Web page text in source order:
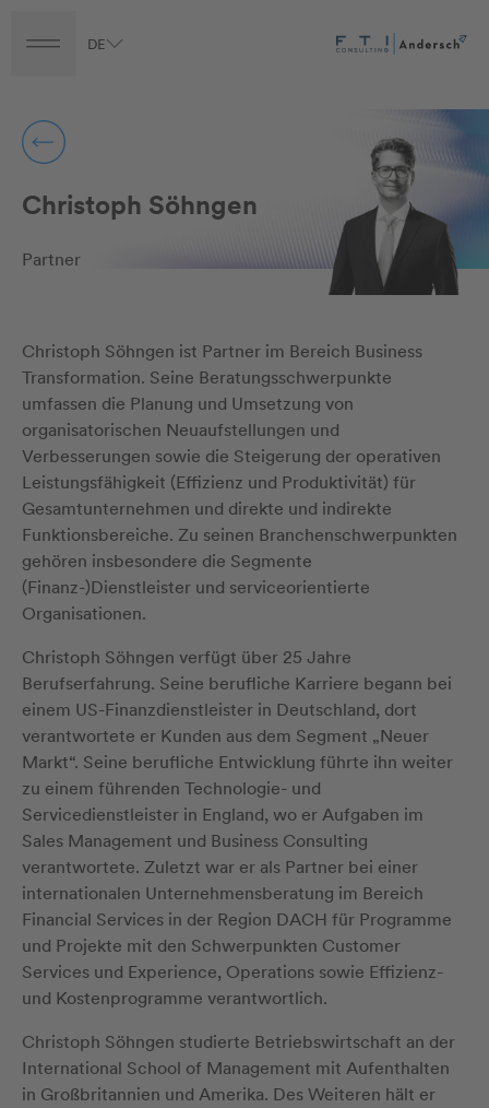
DE
Turnaround Transaction
Christoph Söhngen
Partner
Christoph Söhngen ist Partner im Bereich Business
Transformation. Seine Beratungsschwerpunkte
umfassen die Planung und Umsetzung von
organisatorischen Neuaufstellungen und
Verbesserungen sowie die Steigerung der operativen
Leistungsfähigkeit (Effizienz und Produktivität) für
Gesamtunternehmen und direkte und indirekte
Funktionsbereiche. Zu seinen Branchenschwerpunkten
gehören insbesondere die Segmente
(Finanz-)Dienstleister und serviceorientierte
Organisationen.
Christoph Söhngen verfügt über 25 Jahre
Berufserfahrung. Seine berufliche Karriere begann bei
einem US-Finanzdienstleister in Deutschland, dort
verantwortete er Kunden aus dem Segment „Neuer
Markt“. Seine berufliche Entwicklung führte ihn weiter
zu einem führenden Technologie- und
Servicedienstleister in England, wo er Aufgaben im
Sales Management und Business Consulting
verantwortete. Zuletzt war er als Partner bei einer
internationalen Unternehmensberatung im Bereich
Financial Services in der Region DACH für Programme
und Projekte mit den Schwerpunkten Customer
Services und Experience, Operations sowie Effizienz-
und Kostenprogramme verantwortlich.
Christoph Söhngen studierte Betriebswirtschaft an der
International School of Management mit Aufenthalten
in Großbritannien und Amerika. Des Weiteren hält er